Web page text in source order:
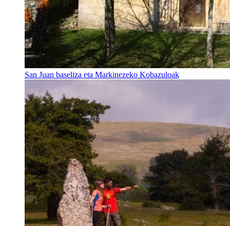
San Juan baseliza eta Markinezeko Kobazuloak